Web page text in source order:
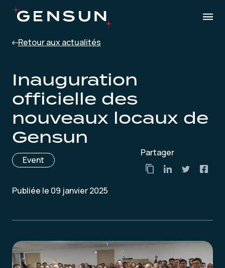
Retour aux actualités
Inauguration
officielle des
nouveaux locaux de
Gensun
Event
Partager
Publiée le 09 janvier 2025